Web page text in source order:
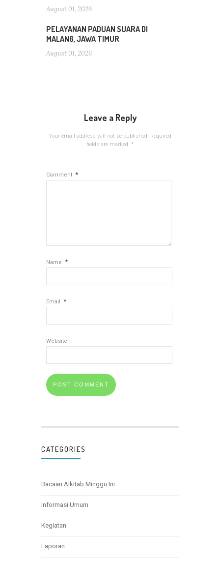
August 01, 2026
PELAYANAN PADUAN SUARA DI
MALANG, JAWA TIMUR
August 01, 2026
Leave a Reply
Your email address will not be published. Required
fields are marked *
Comment *
Name *
Email *
Website
CATEGORIES
Bacaan Alkitab Minggu Ini
Informasi Umum
Kegiatan
Laporan